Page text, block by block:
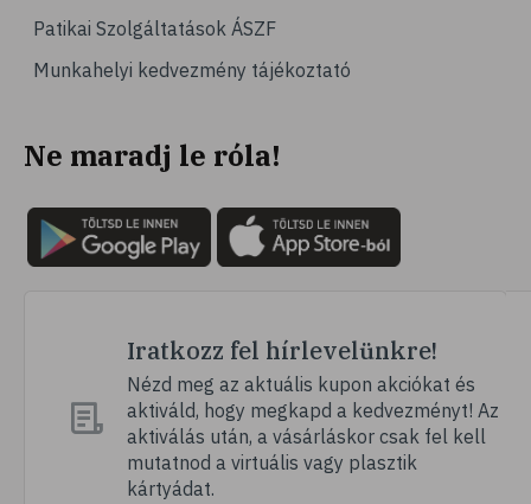
Patikai Szolgáltatások ÁSZF
Munkahelyi kedvezmény tájékoztató
Ne maradj le róla!
Iratkozz fel hírlevelünkre!
Nézd meg az aktuális kupon akciókat és
aktiváld, hogy megkapd a kedvezményt! Az
aktiválás után, a vásárláskor csak fel kell
mutatnod a virtuális vagy plasztik
kártyádat.